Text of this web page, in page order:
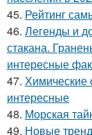
45. Рейтинг
46. Легенды и
стакана.
интересные
47. Химические
интересные
48. Морская
49. Новые